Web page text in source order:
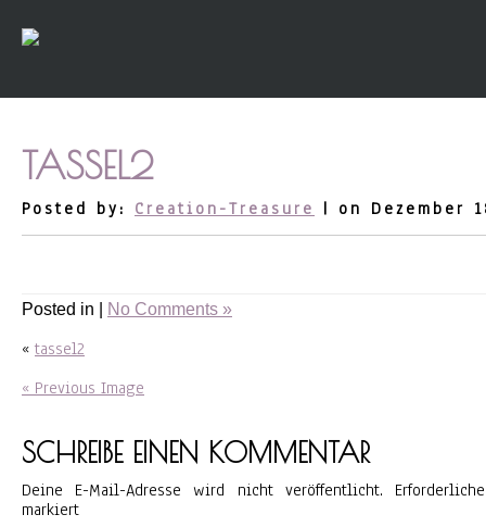
TASSEL2
Posted by: Creation-Treasure | on Dezember
Posted in | No Comments »
« tassel2
« Previous Image
SCHREIBE EINEN KOMMENTAR
Deine E-Mail-Adresse wird nicht veröffentlicht.
markiert